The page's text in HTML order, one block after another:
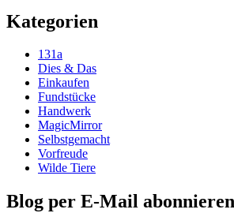
Kategorien
131a
Dies & Das
Einkaufen
Fundstücke
Handwerk
MagicMirror
Selbstgemacht
Vorfreude
Wilde Tiere
Blog per E-Mail abonnieren